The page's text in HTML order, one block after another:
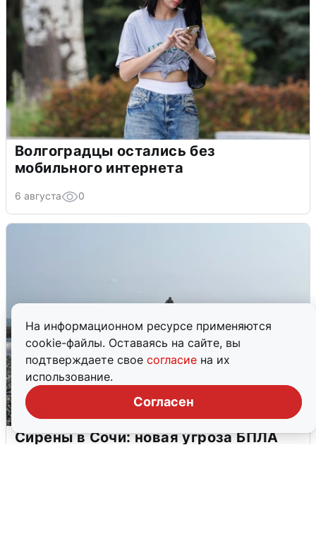
На информационном ресурсе применяются
cookie-файлы. Оставаясь на сайте, вы
подтверждаете свое согласие на их
использование.
Согласен
Волгоградцы остались без
мобильного интернета
6 августа 0
Сирены в Сочи: новая угроза БПЛА